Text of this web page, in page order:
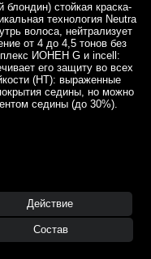
стойкая краска-
технология Neutra
волоса, нейтрализует
от 4 до 4,5 тонов без
ИОНЕН G и incell:
его защиту во всех
(HT): выраженные
седины, но можно
седины (до 30%).
Действие
Состав